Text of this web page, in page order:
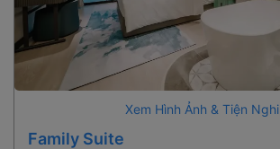
Xem Hình Ảnh & Tiện Nghi
Family Suite